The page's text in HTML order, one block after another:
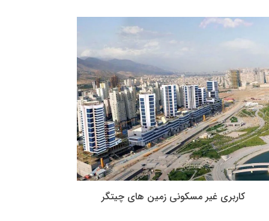
کاربری غیر مسکونی زمین های چیتگر